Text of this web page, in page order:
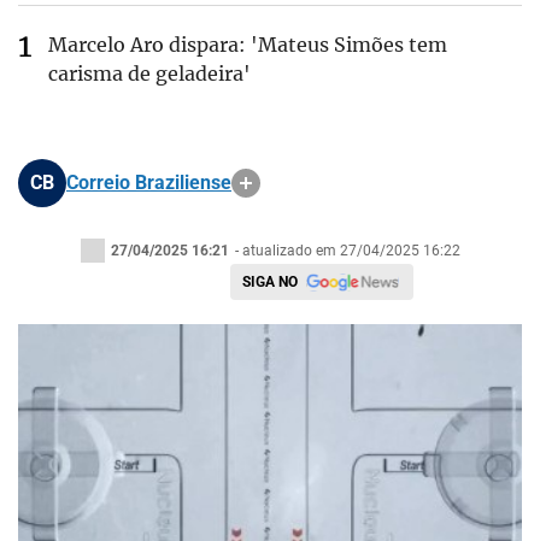
Marcelo Aro dispara: 'Mateus Simões tem
carisma de geladeira'
CB Correio Braziliense
27/04/2025 16:21 - atualizado em 27/04/2025 16:22
SIGA NO